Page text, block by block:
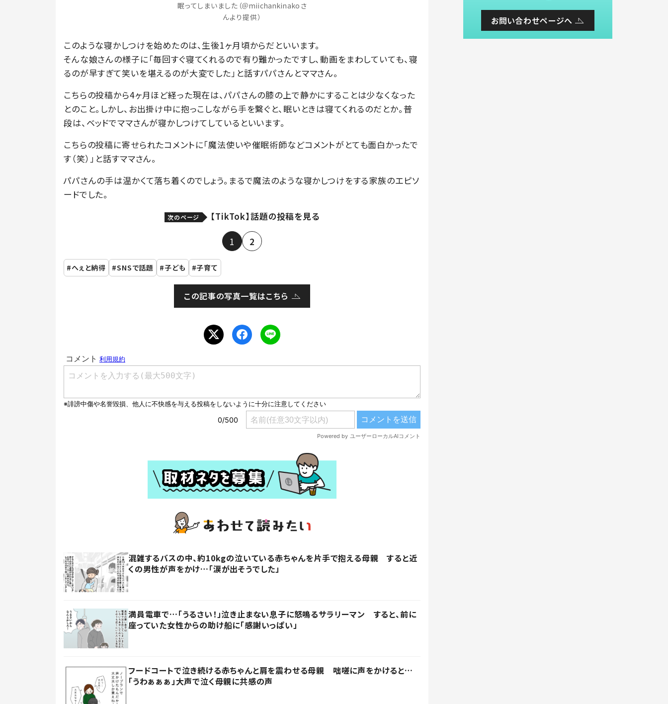
眠ってしまいました（＠miichankinakoさ
んより提供）
このような寝かしつけを始めたのは、生後1ヶ月頃からだといいます。
そんな娘さんの様子に「毎回すぐ寝てくれるので有り難かったですし、動画をまわしていても、寝
るのが早すぎて笑いを堪えるのが大変でした」と話すパパさんとママさん。
こちらの投稿から4ヶ月ほど経った現在は、パパさんの膝の上で静かにすることは少なくなった
とのこと。しかし、お出掛け中に抱っこしながら手を繋ぐと、眠いときは寝てくれるのだとか。普
段は、ベッドでママさんが寝かしつけてしているといいます。
こちらの投稿に寄せられたコメントに「魔法使いや催眠術師などコメントがとても面白かったで
す（笑）」と話すママさん。
パパさんの手は温かくて落ち着くのでしょう。まるで魔法のような寝かしつけをする家族のエピソ
ードでした。
次のページ 【TikTok】話題の投稿を見る
1 2
へぇと納得 SNSで話題 子ども 子育て
この記事の写真一覧はこちら
混雑するバスの中、約10kgの泣いている赤ちゃんを片手で抱える母親 すると近
くの男性が声をかけ…「涙が出そうでした」
満員電車で…「うるさい！」泣き止まない息子に怒鳴るサラリーマン すると、前に
座っていた女性からの助け船に「感謝いっぱい」
フードコートで泣き続ける赤ちゃんと肩を震わせる母親 咄嗟に声をかけると…
「うわぁぁぁ」大声で泣く母親に共感の声
お問い合わせページへ